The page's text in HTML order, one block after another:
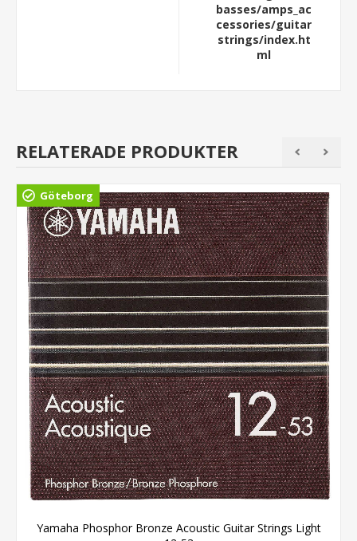
basses/amps_ac
cessories/guitar
strings/index.ht
ml
RELATERADE PRODUKTER
Göteborg
Yamaha Phosphor Bronze Acoustic Guitar Strings Light